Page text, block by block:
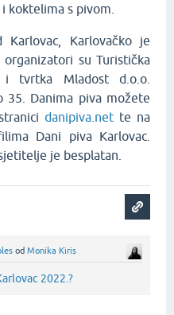
koktelima s pivom.
Karlovac, Karlovačko je
su Turistička
i tvrtka Mladost d.o.o.
35. Danima piva možete
danipiva.nette na
Dani piva Karlovac.
je besplatan.
od Monika Kiris
2022.?